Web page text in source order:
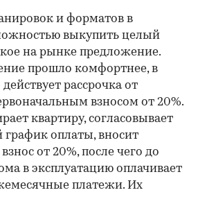
и форматов в
выкупить целый
на рынке предложение.
прошло комфортнее, в
рассрочка от
взносом от 20%.
квартиру, согласовывает
оплаты, вносит
от 20%, после чего до
в эксплуатацию оплачивает
платежи. Их